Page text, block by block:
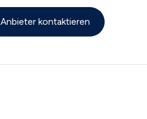
Anbieter kontaktieren